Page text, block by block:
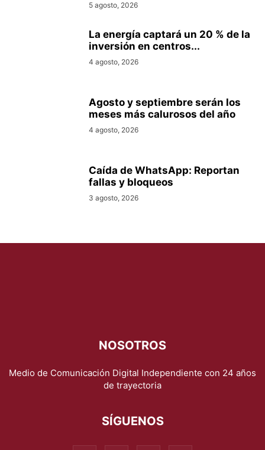
5 agosto, 2026
La energía captará un 20 % de la
inversión en centros...
4 agosto, 2026
Agosto y septiembre serán los
meses más calurosos del año
4 agosto, 2026
Caída de WhatsApp: Reportan
fallas y bloqueos
3 agosto, 2026
NOSOTROS
Medio de Comunicación Digital Independiente con 24 años
de trayectoria
SÍGUENOS